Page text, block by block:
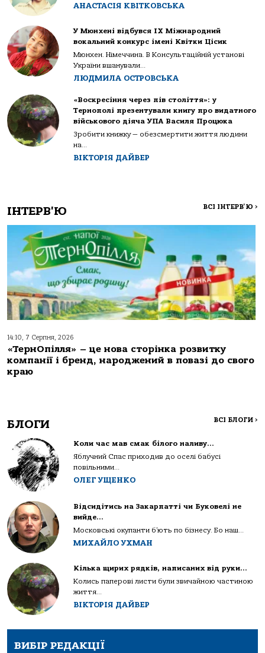
АНАСТАСІЯ КВІТКОВСЬКА
У Мюнхені відбувся IX Міжнародний
вокальний конкурс імені Квітки Цісик
Мюнхен. Німеччина. В Консультаційній установі
України вшанували...
ЛЮДМИЛА ОСТРОВСЬКА
«Воскресіння через пів століття»: у
Тернополі презентували книгу про видатного
військового діяча УПА Василя Процюка
Зробити книжку — обезсмертити життя людини
на...
ВІКТОРІЯ ДАЙВЕР
ІНТЕРВ'Ю ВСІ ІНТЕРВ'Ю >
14:10, 7 Серпня, 2026
«ТернОпілля» – це нова сторінка розвитку
компанії і бренд, народжений в повазі до свого
краю
БЛОГИ ВСІ БЛОГИ >
Коли час мав смак білого наливу…
Яблучний Спас приходив до оселі бабусі
повільними...
ОЛЕГ УЩЕНКО
Відсидітись на Закарпатті чи Буковелі не
вийде…
Московські окупанти б’ють по бізнесу. Бо наш...
МИХАЙЛО УХМАН
Кілька щирих рядків, написаних від руки…
Колись паперові листи були звичайною частиною
життя...
ВІКТОРІЯ ДАЙВЕР
ВИБІР РЕДАКЦІЇ